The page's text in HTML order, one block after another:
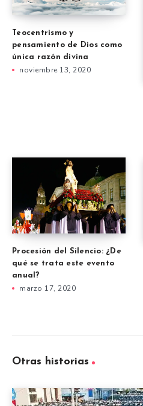
Teocentrismo y
pensamiento de Dios como
única razón divina
noviembre 13, 2020
Procesión del Silencio: ¿De
qué se trata este evento
anual?
marzo 17, 2020
Otras historias